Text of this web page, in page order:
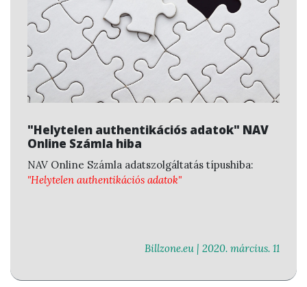
"Helytelen authentikációs adatok" NAV
Online Számla hiba
NAV Online Számla adatszolgáltatás típushiba:
"Helytelen authentikációs adatok"
Billzone.eu | 2020. március. 11